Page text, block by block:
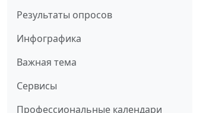
Результаты опросов
Инфографика
Важная тема
Сервисы
Профессиональные календари